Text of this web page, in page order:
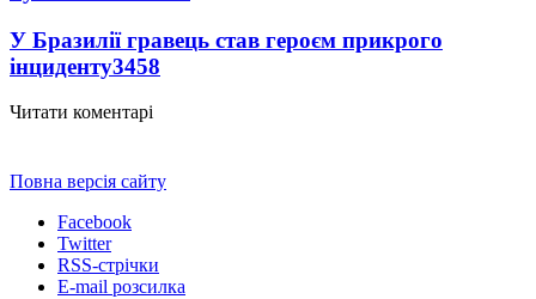
У Бразилії гравець став героєм прикрого
інциденту3458
Читати коментарі
Повна версія сайту
Facebook
Twitter
RSS-стрічки
E-mail розсилка